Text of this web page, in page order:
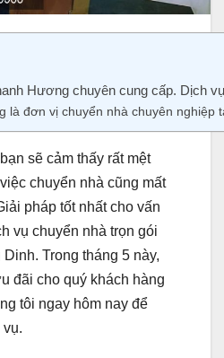
Hương chuyên cung cấp. Dịch
là đơn vị chuyển nhà chuyên nghiệp
sẽ cảm thấy rất mệt
chuyển nhà cũng mất
pháp tốt nhất cho vấn
vụ chuyển nhà trọn gói
Trong tháng 5 này,
đãi cho quý khách hàng
tôi ngay hôm nay để